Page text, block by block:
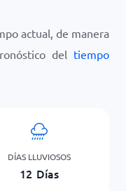
actual, de manera
del tiempo
DÍAS LLUVIOSOS
12 Días